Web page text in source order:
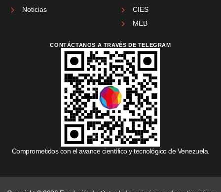
Noticias
CIES
MEB
CONTÁCTANOS A TRAVÉS DE TELEGRAM
Comprometidos con el avance científico y tecnológico de Venezuela.